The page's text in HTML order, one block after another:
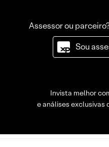
Assessor ou
Sou
Invista melhor
e análises exclusivas